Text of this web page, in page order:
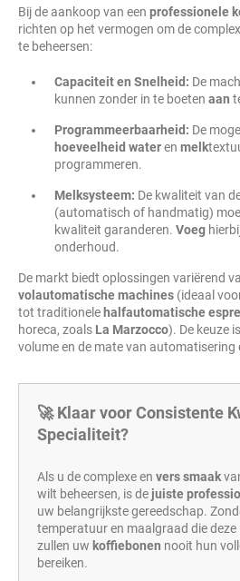
Bij de aankoop van een professionele
richten op het vermogen om de
te beheersen:
Capaciteit en Snelheid: De
kunnen zonder in te boeten aan
Programmeerbaarheid: De
hoeveelheid wateren melk
programmeren.
Melksysteem: De kwaliteit van
(automatisch of handmatig)
kwaliteit garanderen. Voeg
onderhoud.
De markt biedt oplossingen variërend
volautomatische machines (ideaal
tot traditionele halfautomatische
horeca, zoals La Marzocco). De keuze
volume en de mate van automatisering
🚀 Klaar voor Consistente
Specialiteit?
Als u de complexe en verssmaak
wilt beheersen, is de juiste
uw belangrijkste gereedschap.
temperatuur en maalgraad die deze
zullen uw koffiebonen nooit hun
bereiken.